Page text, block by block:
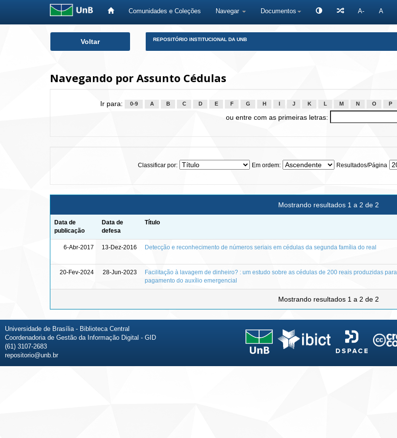
Comunidades e Coleções Navegar Documentos A- A
Voltar REPOSITÓRIO INSTITUCIONAL DA UNB
Navegando por Assunto Cédulas
Ir para: 0-9 A B C D E F G H J K L M N O P
ou entre com as primeiras letras:
Classificar por: Em ordem: Resultados/Página
Mostrando resultados 1 a 2 de 2
Data de
publicação
Data de
defesa
Título
6-Abr-2017 13-Dez-2016 Detecção e reconhecimento de números seriais em cédulas da segunda família do real
20-Fev-2024 28-Jun-2023
Facilitação à lavagem de dinheiro? : um estudo sobre as cédulas de 200 reais produzidas para
pagamento do auxílio emergencial
Mostrando resultados 1 a 2 de 2
Universidade de Brasília - Biblioteca Central
Coordenadoria de Gestão da Informação Digital - GID
(61) 3107-2683
repositorio@unb.br